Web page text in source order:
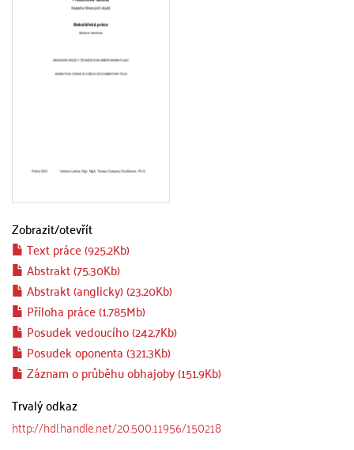
Zobrazit/otevřít
Text práce (925.2Kb)
Abstrakt (75.30Kb)
Abstrakt (anglicky) (23.20Kb)
Příloha práce (1.785Mb)
Posudek vedoucího (242.7Kb)
Posudek oponenta (321.3Kb)
Záznam o průběhu obhajoby (151.9Kb)
Trvalý odkaz
http://hdl.handle.net/20.500.11956/150218